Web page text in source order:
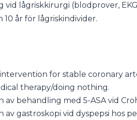
lågriskkirurgi (blodprover,
år för lågriskindivider.
for stable coronary
therapy/doing nothing.
av behandling med 5-ASA vid
av gastroskopi vid dyspepsi hos